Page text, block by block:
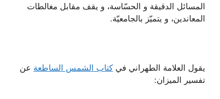
المسائل الدقيقة و الحسّاسة، و يقف مقابل مغالطات
المعاندين، و يتميّز بالجامعيّة.
يقول العلامة الطهراني في كتاب الشمس الساطعة عن
تفسير الميزان: